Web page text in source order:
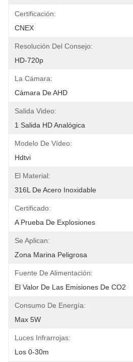
Certificación:
CNEX
Resolución Del Consejo:
HD-720p
La Cámara:
Cámara De AHD
Salida Video:
1 Salida HD Analógica
Modelo De Vídeo:
Hdtvi
El Material:
316L De Acero Inoxidable
Certificado:
A Prueba De Explosiones
Se Aplican:
Zona Marina Peligrosa
Fuente De Alimentación:
El Valor De Las Emisiones De CO2
Consumo De Energía:
Max 5W
Luces Infrarrojas:
Los 0-30m